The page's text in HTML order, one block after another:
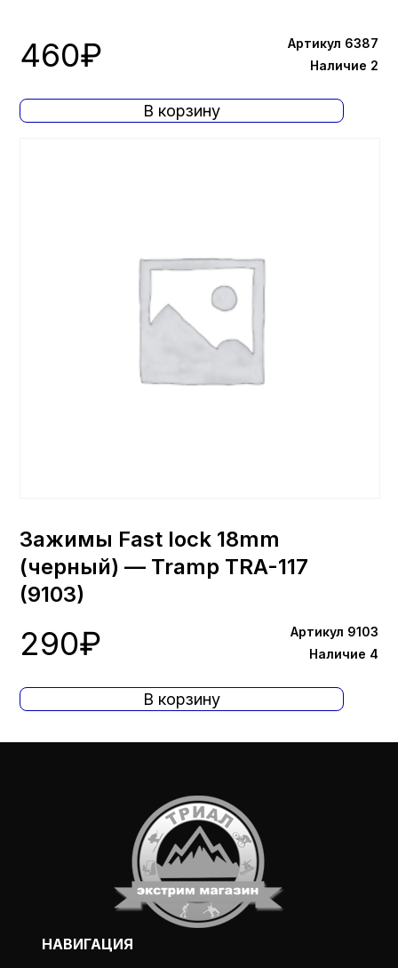
460₽
Артикул 6387
Наличие 2
В корзину
Зажимы Fast lock 18mm
(черный) — Tramp TRA-117
(9103)
290₽
Артикул 9103
Наличие 4
В корзину
НАВИГАЦИЯ